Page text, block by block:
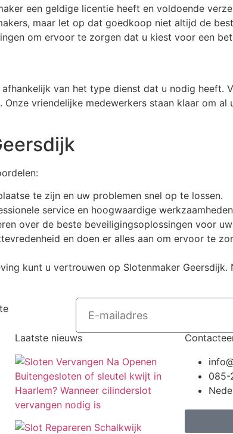
een geldige licentie heeft en voldoende
maar let op dat goedkoop niet altijd de
om ervoor te zorgen dat u kiest voor een
van het type dienst dat u nodig heeft.
vriendelijke medewerkers staan klaar om
te zijn en uw problemen snel op te lossen.
service en hoogwaardige
over de beste beveiligingsoplossingen voor
en doen er alles aan om ervoor te
kunt u vertrouwen op Slotenmaker
Laatste nieuws
Buitengesloten of sleutel kwijt in
Haarlem? Wanneer cilinderslot
vervangen nodig is
085-